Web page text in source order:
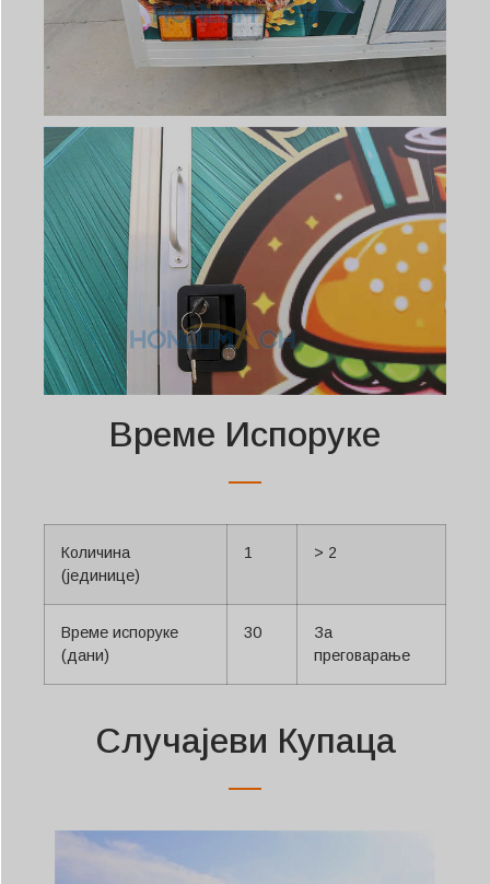
Време Испоруке
Количина
(јединице)
1 > 2
Време испоруке
(дани)
30
За
преговарање
Случајеви Купаца